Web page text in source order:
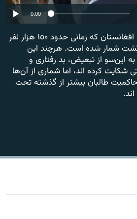
240p
360p
480p
0:00
شمار هندوها و سيكهاى افغانستان كه زمانى حدود ١٥۰ هزار نفر
شمار شده است. هرچند اين
اين‌سو از تبعيض، بد رفتارى و
شكايت كرده اند، اما شمارى از آن‌ها
طالبان بيشتر از گذشته تحت